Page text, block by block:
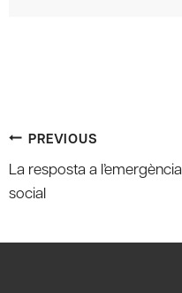
Post
navigation
PREVIOUS
La resposta a l’emergència
social